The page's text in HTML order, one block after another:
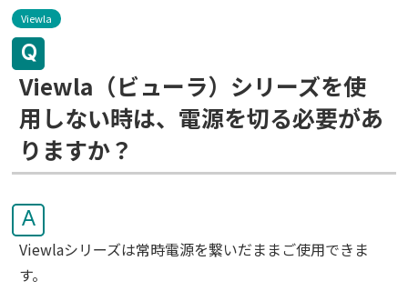
Viewla
Q
Viewla（ビューラ）シリーズを使
用しない時は、電源を切る必要があ
りますか？
A
Viewlaシリーズは常時電源を繋いだままご使用できま
す。